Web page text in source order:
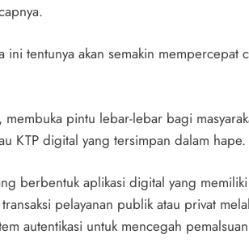
tentunya akan semakin mempercepat
pintu lebar-lebar bagi
KTP digital yang tersimpan dalam hape.
berbentuk aplikasi digital yang
pelayanan publik atau privat
autentikasi untuk mencegah